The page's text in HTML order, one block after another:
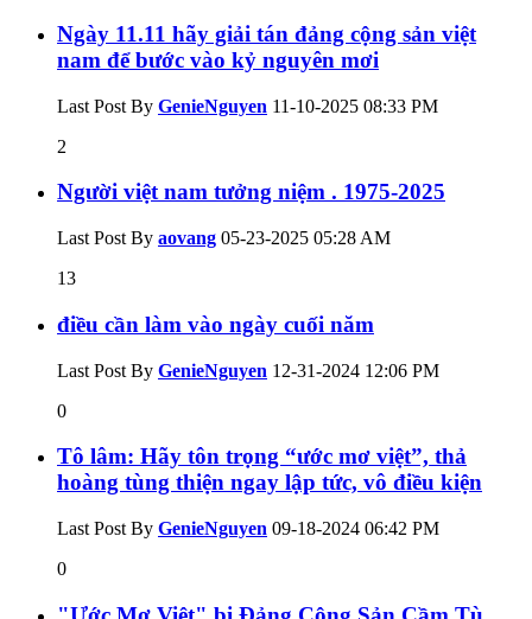
Ngày 11.11 hãy giải tán đảng cộng sản việt
nam để bước vào kỷ nguyên mơi
Last Post By GenieNguyen 11-10-2025 08:33 PM
2
Người việt nam tưởng niệm . 1975-2025
Last Post By aovang 05-23-2025 05:28 AM
13
điều cần làm vào ngày cuối năm
Last Post By GenieNguyen 12-31-2024 12:06 PM
0
Tô lâm: Hãy tôn trọng “ước mơ việt”, thả
hoàng tùng thiện ngay lập tức, vô điều kiện
Last Post By GenieNguyen 09-18-2024 06:42 PM
0